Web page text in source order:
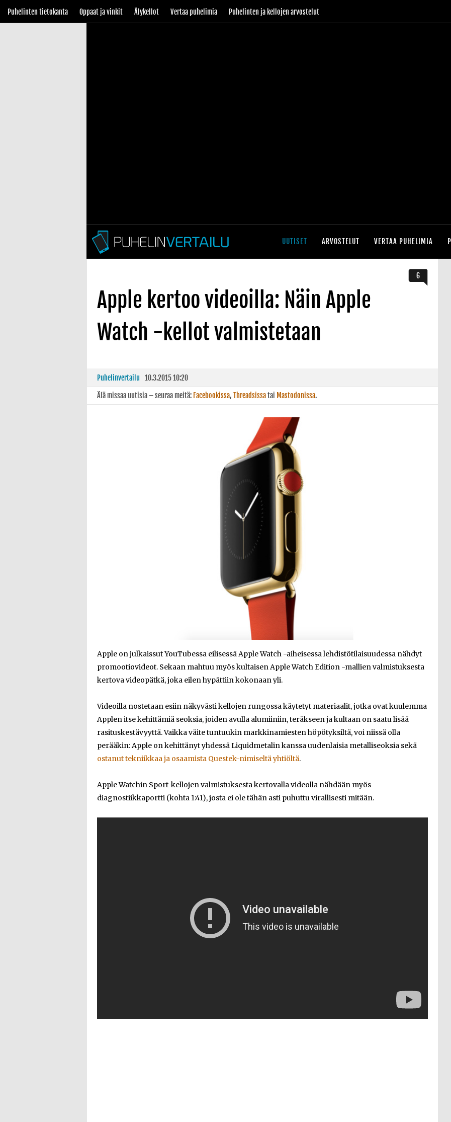
Puhelinten tietokanta Oppaat ja vinkit Älykellot Vertaa puhelimia Puhelinten ja kellojen arvostelut
UUTISET ARVOSTELUT VERTAA PUHELIMIA
Apple kertoo videoilla: Näin Apple
Watch -kellot valmistetaan
6
Puhelinvertailu 10.3.2015 10:20
Älä missaa uutisia – seuraa meitä: Facebookissa, Threadsissatai Mastodonissa.
Apple on julkaissut YouTubessa eilisessä Apple Watch -aiheisessa lehdistötilaisuudessa nähdyt
promootiovideot. Sekaan mahtuu myös kultaisen Apple Watch Edition -mallien valmistuksesta
kertova videopätkä, joka eilen hypättiin kokonaan yli.
Videoilla nostetaan esiin näkyvästi kellojen rungossa käytetyt materiaalit, jotka ovat kuulemma
Applen itse kehittämiä seoksia, joiden avulla alumiiniin, teräkseen ja kultaan on saatu lisää
rasituskestävyyttä. Vaikka väite tuntuukin markkinamiesten höpötyksiltä, voi niissä olla
perääkin: Apple on kehittänyt yhdessä Liquidmetalin kanssa uudenlaisia metalliseoksia sekä
ostanut tekniikkaa ja osaamista Questek-nimiseltä yhtiöltä.
Apple Watchin Sport-kellojen valmistuksesta kertovalla videolla nähdään myös
diagnostiikkaportti (kohta 1:41), josta ei ole tähän asti puhuttu virallisesti mitään.